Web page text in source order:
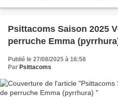
Psittacoms Saison 2025
perruche Emma
Publié le 27/08/2025 à 16:58
Par Psittacoms